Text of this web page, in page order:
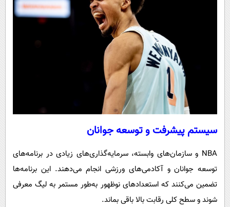
سیستم پیشرفت و توسعه جوانان
NBA و سازمان‌های وابسته، سرمایه‌گذاری‌های زیادی در برنامه‌های
توسعه جوانان و آکادمی‌های ورزشی انجام می‌دهند. این برنامه‌ها
تضمین می‌کنند که استعدادهای نوظهور به‌طور مستمر به لیگ معرفی
شوند و سطح کلی رقابت بالا باقی بماند.